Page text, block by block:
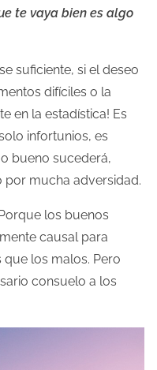
te vaya bien es algo
suficiente, si el deseo
difíciles o la
en la estadística! Es
infortunios, es
bueno sucederá,
por mucha adversidad.
los buenos
causal para
los malos. Pero
consuelo a los